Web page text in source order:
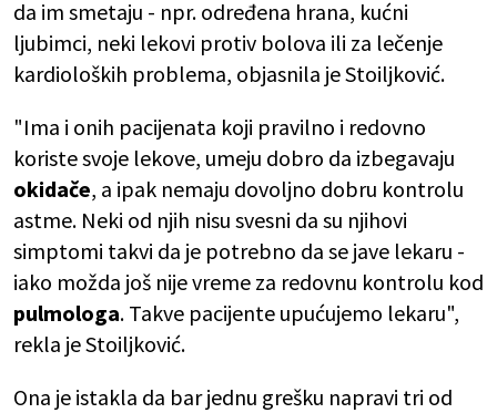
da im smetaju - npr. određena hrana, kućni
ljubimci, neki lekovi protiv bolova ili za lečenje
kardioloških problema, objasnila je Stoiljković.
"Ima i onih pacijenata koji pravilno i redovno
koriste svoje lekove, umeju dobro da izbegavaju
okidače, a ipak nemaju dovoljno dobru kontrolu
astme. Neki od njih nisu svesni da su njihovi
simptomi takvi da je potrebno da se jave lekaru -
iako možda još nije vreme za redovnu kontrolu kod
pulmologa. Takve pacijente upućujemo lekaru",
rekla je Stoiljković.
Ona je istakla da bar jednu grešku napravi tri od